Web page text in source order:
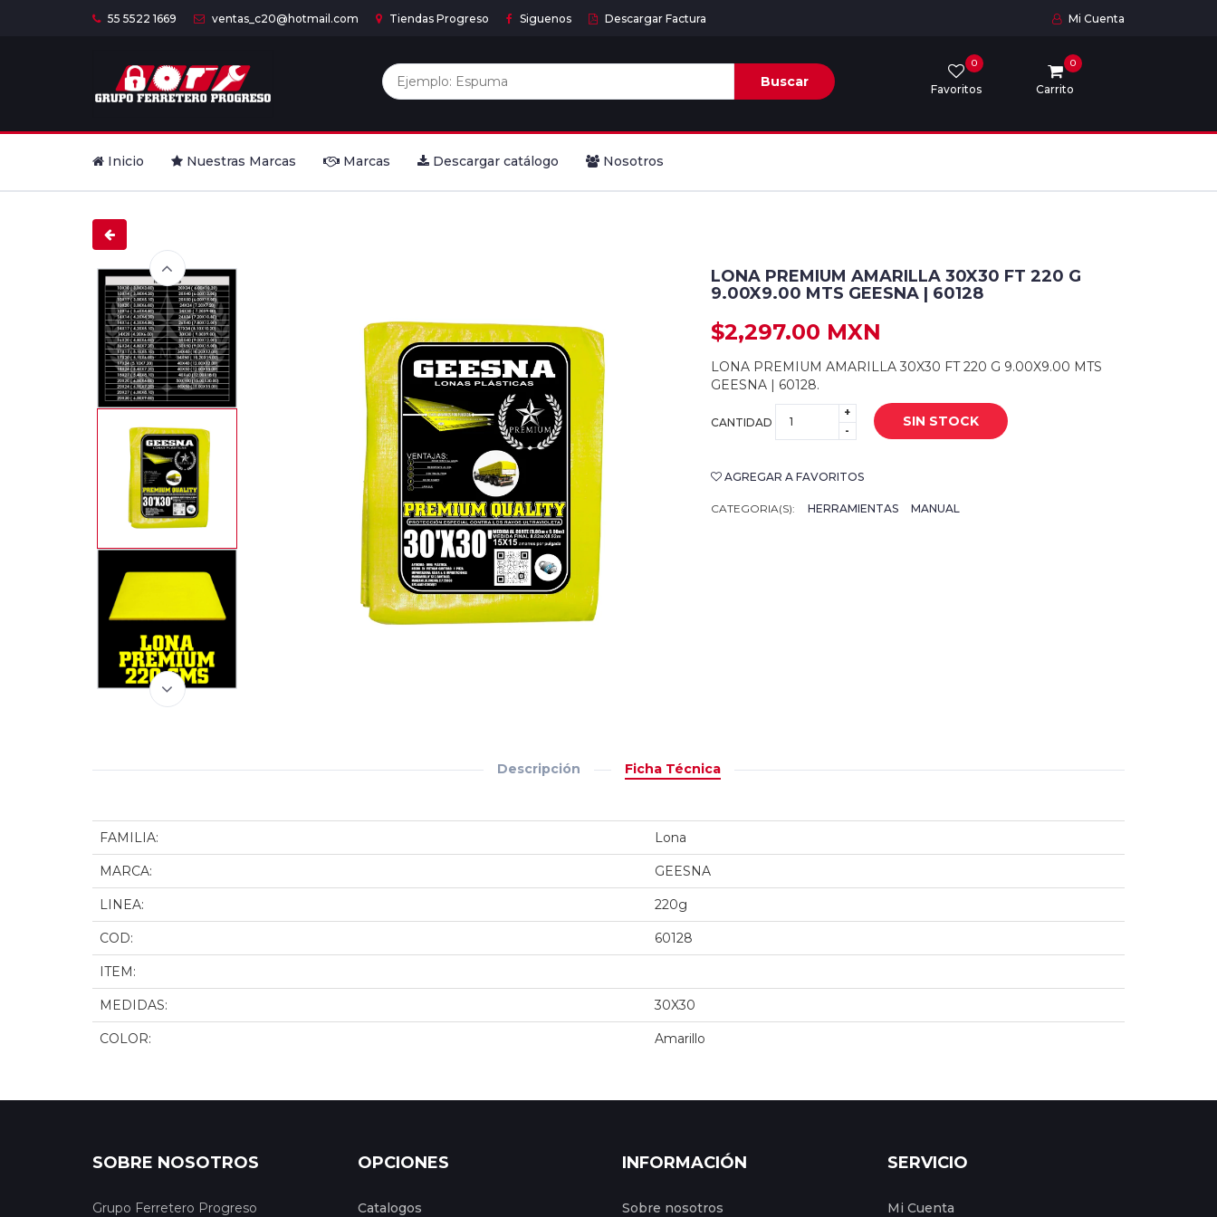
55 5522 1669 ventas_c20@hotmail.com Tiendas Progreso Siguenos Descargar Factura Mi Cuenta
Buscar Favoritos
0
Carrito
0
Inicio Nuestras Marcas Marcas Descargar catálogo Nosotros
LONA PREMIUM AMARILLA 30X30 FT 220 G
9.00X9.00 MTS GEESNA | 60128
$2,297.00 MXN
LONA PREMIUM AMARILLA 30X30 FT 220 G 9.00X9.00 MTS
GEESNA | 60128.
CANTIDAD
+
-
SIN STOCK
AGREGAR A FAVORITOS
CATEGORIA(S): HERRAMIENTAS MANUAL
Descripción Ficha Técnica
FAMILIA: Lona
MARCA: GEESNA
LINEA: 220g
COD: 60128
ITEM:
MEDIDAS: 30X30
COLOR: Amarillo
SOBRE NOSOTROS
Grupo Ferretero Progreso
OPCIONES
Catalogos
INFORMACIÓN
Sobre nosotros
SERVICIO
Mi Cuenta